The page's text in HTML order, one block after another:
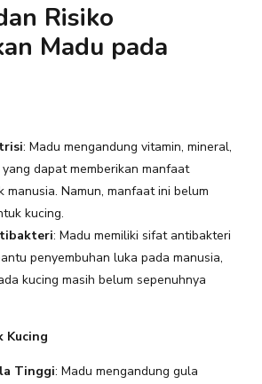
Risiko
Madu pada
: Madu mengandung vitamin, mineral,
dapat memberikan manfaat
manusia. Namun, manfaat ini belum
kucing.
: Madu memiliki sifat antibakteri
penyembuhan luka pada manusia,
kucing masih belum sepenuhnya
Kucing
Tinggi: Madu mengandung gula